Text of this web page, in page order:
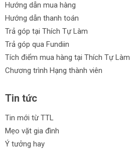
Hướng dẫn mua hàng
Hướng dẫn thanh toán
Trả góp tại Thích Tự Làm
Trả góp qua Fundiin
Tích điểm mua hàng tại Thích Tự Làm
Chương trình Hạng thành viên
Tin tức
Tin mới từ TTL
Mẹo vặt gia đình
Ý tưởng hay